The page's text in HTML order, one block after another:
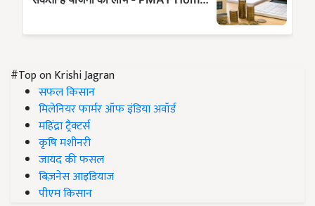
#Top on Krishi Jagran
सफल किसान
मिलेनियर फार्मर ऑफ इंडिया अवॉर्ड
महिंद्रा ट्रैक्टर्स
कृषि मशीनरी
जायद की फसल
बिज़नेस आइडियाज
पीएम किसान